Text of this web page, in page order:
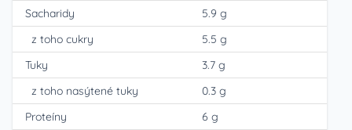
Sacharidy
5.9 g
z toho cukry
5.5 g
Tuky
3.7 g
z toho nasýtené tuky
0.3 g
Proteíny
6 g